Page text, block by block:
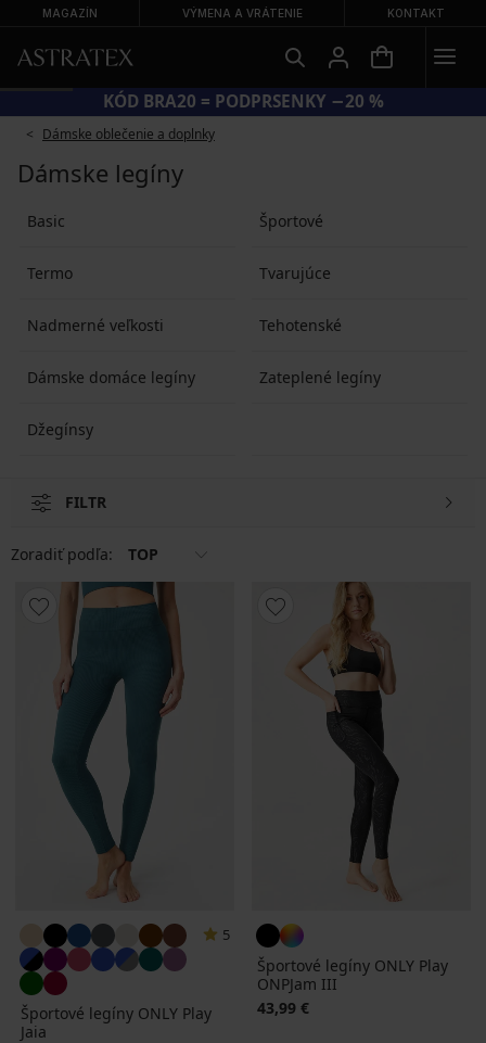
MAGAZÍN VÝMENA A VRÁTENIE KONTAKT
KÓD BRA20 = PODPRSENKY −20 %
Dámske oblečenie a doplnky
Dámske legíny
Basic Športové
Termo Tvarujúce
Nadmerné veľkosti Tehotenské
Dámske domáce legíny Zateplené legíny
Džegínsy
FILTR
Zoradiť podľa: TOP
5
Športové legíny ONLY Play
Jaia
Športové legíny ONLY Play
ONPJam III
43,99 €